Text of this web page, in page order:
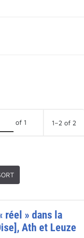
of 1 1–2 of 2
réel » dans la
Ath et Leuze